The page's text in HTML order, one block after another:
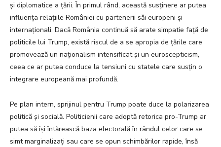
și diplomatice a țării. În primul rând, această susținere ar putea
influența relațiile României cu partenerii săi europeni și
internaționali. Dacă România continuă să arate simpatie față de
politicile lui Trump, există riscul de a se apropia de țările care
promovează un naționalism intensificat și un euroscepticism,
ceea ce ar putea conduce la tensiuni cu statele care susțin o
integrare europeană mai profundă.
Pe plan intern, sprijinul pentru Trump poate duce la polarizarea
politică și socială. Politicienii care adoptă retorica pro-Trump ar
putea să își întărească baza electorală în rândul celor care se
simt marginalizați sau care se opun schimbărilor rapide, însă